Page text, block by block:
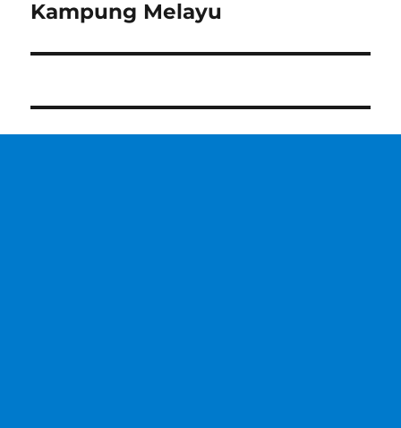
post:
Kampung Melayu